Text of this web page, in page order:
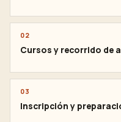
02
Cursos y recorrido de
03
Inscripción y